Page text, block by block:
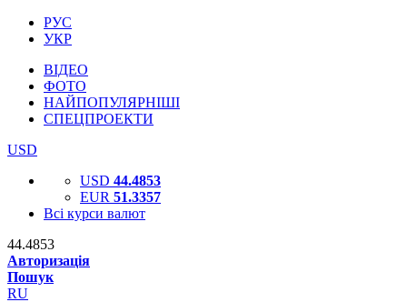
РУС
УКР
ВІДЕО
ФОТО
НАЙПОПУЛЯРНІШІ
СПЕЦПРОЕКТИ
USD
USD 44.4853
EUR 51.3357
Всі курси валют
44.4853
Авторизація
Пошук
RU